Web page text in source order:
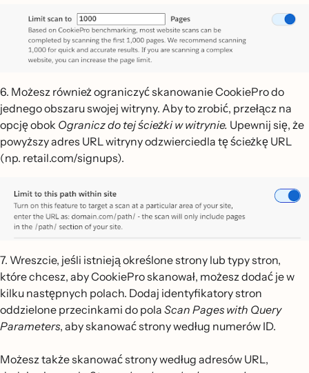
6. Możesz również ograniczyć skanowanie CookiePro do
jednego obszaru swojej witryny. Aby to zrobić, przełącz na
opcję obok Ogranicz do tej ścieżki w witrynie. Upewnij się, że
powyższy adres URL witryny odzwierciedla tę ścieżkę URL
(np. retail.com/signups).
7. Wreszcie, jeśli istnieją określone strony lub typy stron,
które chcesz, aby CookiePro skanował, możesz dodać je w
kilku następnych polach. Dodaj identyfikatory stron
oddzielone przecinkami do pola Scan Pages with Query
Parameters, aby skanować strony według numerów ID.
Możesz także skanować strony według adresów URL,